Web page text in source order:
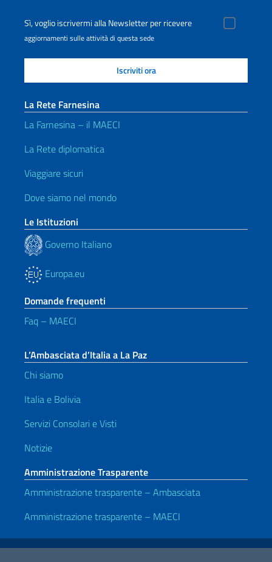
Sì, voglio iscrivermi alla Newsletter per ricevere
aggiornamenti sulle attività di questa sede
La Rete Farnesina
La Farnesina – il MAECI
La Rete diplomatica
Viaggiare sicuri
Dove siamo nel mondo
Le Istituzioni
Governo Italiano
Europa.eu
Domande frequenti
Faq – MAECI
L’Ambasciata d’Italia a La Paz
Chi siamo
Italia e Bolivia
Servizi Consolari e Visti
Notizie
Amministrazione Trasparente
Amministrazione trasparente – Ambasciata
Amministrazione trasparente – MAECI
Link Utili